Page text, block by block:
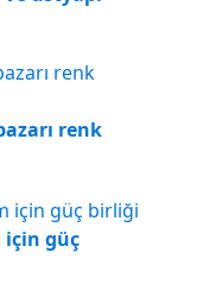
renk
için güç